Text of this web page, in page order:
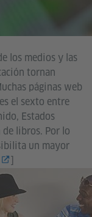
los medios y las
tornan
páginas web
el sexto entre
Estados
libros. Por lo
un mayor
]